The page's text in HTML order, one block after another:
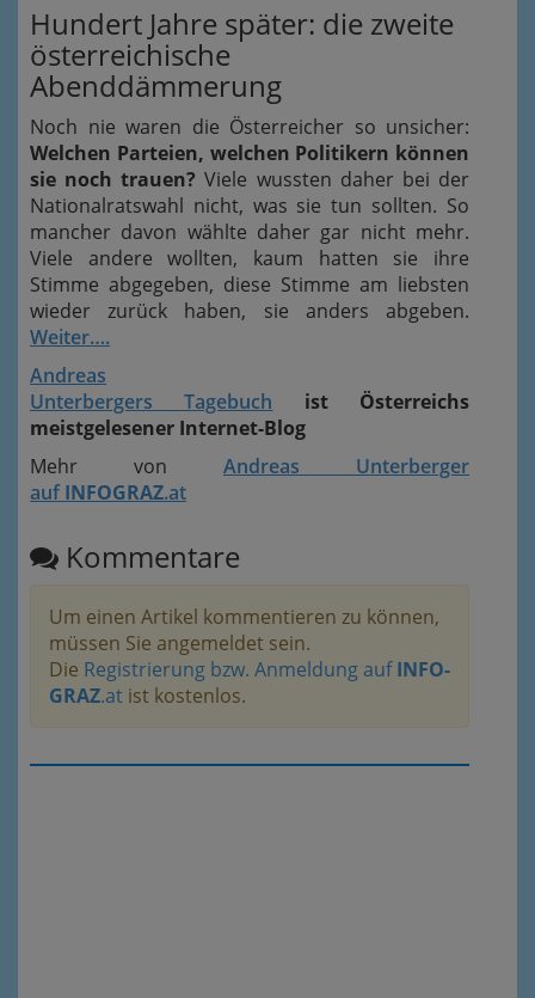
Hundert Jahre später: die zweite
österreichische
Abenddämmerung
Noch nie waren die Österreicher so unsicher:
Welchen Parteien, welchen Politikern können
sie noch trauen? Viele wussten daher bei der
Nationalratswahl nicht, was sie tun sollten. So
mancher davon wählte daher gar nicht mehr.
Viele andere wollten, kaum hatten sie ihre
Stimme abgegeben, diese Stimme am liebsten
wieder zurück haben, sie anders abgeben.
Weiter….
Andreas
Unterbergers Tagebuch ist Österreichs
meistgelesener Internet-Blog
Mehr von Andreas Unterberger
aufINFOGRAZ.at
Kommentare
Um einen Artikel kommentieren zu können,
müssen Sie angemeldet sein.
Die Registrierung bzw. Anmeldung aufINFO-
GRAZ.at ist kostenlos.